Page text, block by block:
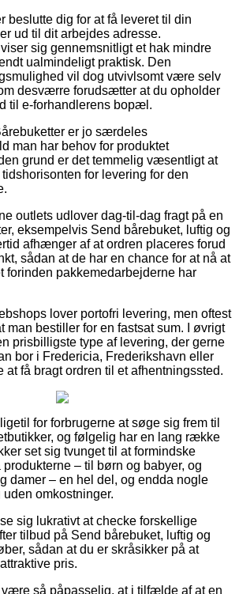
beslutte dig for at få leveret til din
ud til dit arbejdes adresse.
sig gennemsnitligt et hak mindre
ualmindeligt praktisk. Den
vil dog utvivlsomt være selv
desværre forudsætter at du opholder
til e-forhandlerens bopæl.
er jo særdeles
man har behov for produktet
grund er det temmelig væsentligt at
for levering for den
outlets udlover dag-til-dag fragt på en
eksempelvis Send bårebuket, luftig og
afhænger af at ordren placeres forud
sådan at de har en chance for at nå at
forinden pakkemedarbejderne har
lover portofri levering, men oftest
man bestiller for en fastsat sum. I øvrigt
prisbilligste type af levering, der gerne
bor i Fredericia, Frederikshavn eller
at få bragt ordren til et afhentningssted.
for forbrugerne at søge sig frem til
og følgelig har en lang række
set sig tvunget til at formindske
– til børn og babyer, og
damer – en hel del, og endda nogle
omkostninger.
sig lukrativt at checke forskellige
tilbud på Send bårebuket, luftig og
sådan at du er skråsikker på at
pris.
så påpasselig, at i tilfælde af at en